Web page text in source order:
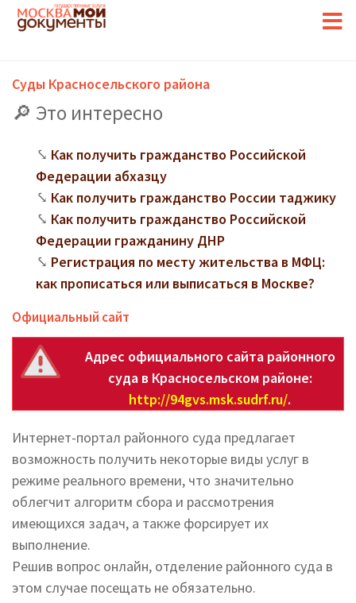
Суды Красносельского района
Это интересно
Как получить гражданство Российской
Федерации абхазцу
Как получить гражданство России таджику
Как получить гражданство Российской
Федерации гражданину ДНР
Регистрация по месту жительства в МФЦ:
как прописаться или выписаться в Москве?
Официальный сайт
Адрес официального сайта районного
суда в Красносельском районе:
http://94gvs.msk.sudrf.ru/.
Интернет-портал районного суда предлагает
возможность получить некоторые виды услуг в
режиме реального времени, что значительно
облегчит алгоритм сбора и рассмотрения
имеющихся задач, а также форсирует их
выполнение.
Решив вопрос онлайн, отделение районного суда в
этом случае посещать не обязательно.